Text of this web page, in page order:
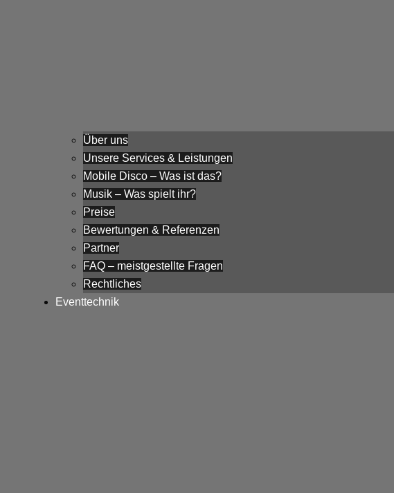
Über uns
Unsere Services & Leistungen
Mobile Disco – Was ist das?
Musik – Was spielt ihr?
Preise
Bewertungen & Referenzen
Partner
FAQ – meistgestellte Fragen
Rechtliches
Eventtechnik